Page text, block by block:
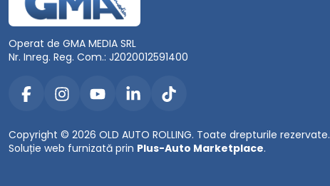
Operat de GMA MEDIA SRL
Nr. Inreg. Reg. Com.: J2020012591400
Copyright © 2026 OLD AUTO ROLLING. Toate drepturile rezervate.
Soluție web furnizată prin Plus-Auto Marketplace.